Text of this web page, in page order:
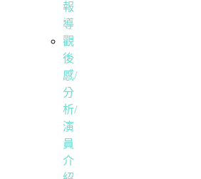
報
導
觀
後
感/
分
析/
演
員
介